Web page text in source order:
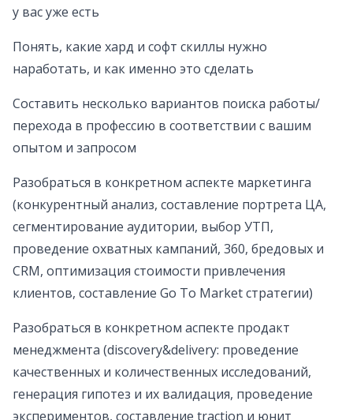
у вас уже есть
Понять, какие хард и софт скиллы нужно
наработать, и как именно это сделать
Составить несколько вариантов поиска работы/
перехода в профессию в соответствии с вашим
опытом и запросом
Разобраться в конкретном аспекте маркетинга
(конкурентный анализ, составление портрета ЦА,
сегментирование аудитории, выбор УТП,
проведение охватных кампаний, 360, бредовых и
CRM, оптимизация стоимости привлечения
клиентов, составление Go To Market стратегии)
Разобраться в конкретном аспекте продакт
менеджмента (discovery&delivery: проведение
качественных и количественных исследований,
генерация гипотез и их валидация, проведение
экспериментов, составление traction и юнит